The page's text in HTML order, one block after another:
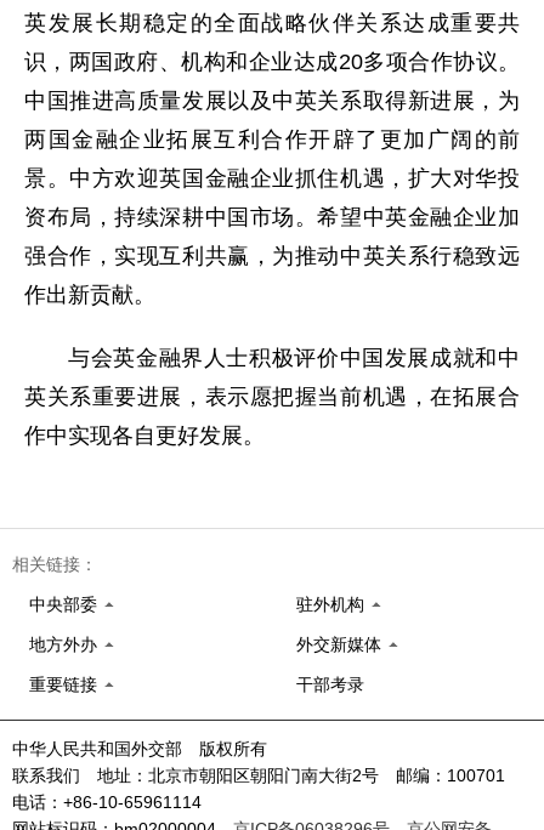
英发展长期稳定的全面战略伙伴关系达成重要共
识，两国政府、机构和企业达成20多项合作协议。
中国推进高质量发展以及中英关系取得新进展，为
两国金融企业拓展互利合作开辟了更加广阔的前
景。中方欢迎英国金融企业抓住机遇，扩大对华投
资布局，持续深耕中国市场。希望中英金融企业加
强合作，实现互利共赢，为推动中英关系行稳致远
作出新贡献。
与会英金融界人士积极评价中国发展成就和中
英关系重要进展，表示愿把握当前机遇，在拓展合
作中实现各自更好发展。
相关链接：
中央部委 驻外机构
地方外办 外交新媒体
重要链接 干部考录
中华人民共和国外交部 版权所有
联系我们 地址：北京市朝阳区朝阳门南大街2号 邮编：100701
电话：+86-10-65961114